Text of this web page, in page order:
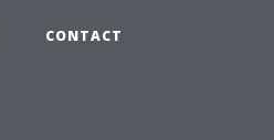
CONTACT